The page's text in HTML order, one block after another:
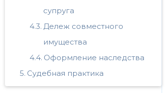
супруга
Дележ совместного
имущества
Оформление наследства
Судебная практика